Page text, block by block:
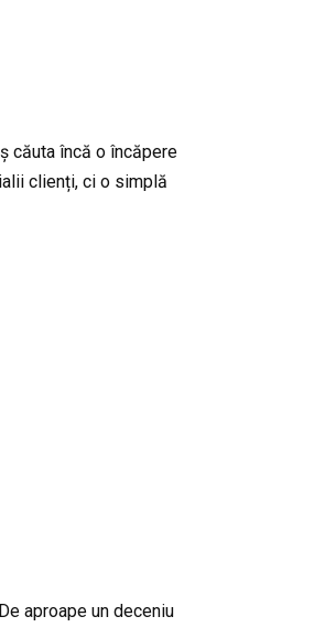
căuta încă o încăpere
clienți, ci o simplă
aproape un deceniu